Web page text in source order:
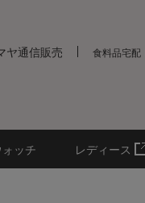
ヤ通信販売 食料品宅配
ォッチ レディース